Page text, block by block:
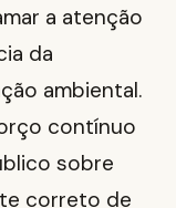
a atenção
da
ambiental.
contínuo
sobre
correto de